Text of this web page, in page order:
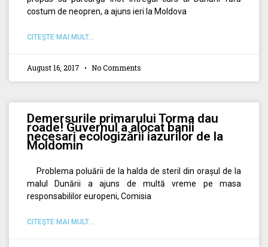
costum de neopren, a ajuns ieri la Moldova
CITEŞTE MAI MULT...
August 16, 2017 No Comments
Demersurile primarului Torma dau
roade! Guvernul a alocat banii
necesari ecologizării iazurilor de la
Moldomin
Problema poluării de la halda de steril din orașul de la
malul Dunării a ajuns de multă vreme pe masa
responsabililor europeni, Comisia
CITEŞTE MAI MULT...